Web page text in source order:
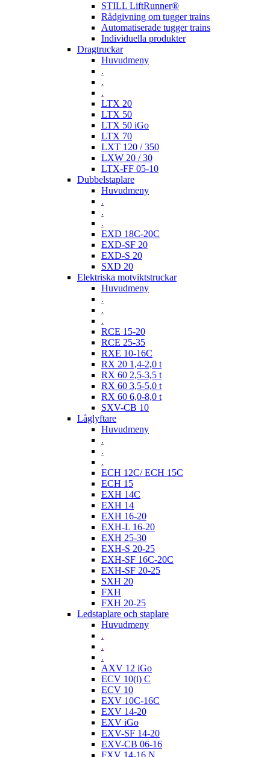
STILL LiftRunner®
Rådgivning om tugger trains
Automatiserade tugger trains
Individuella produkter
Dragtruckar
Huvudmeny
.
.
.
LTX 20
LTX 50
LTX 50 iGo
LTX 70
LXT 120 / 350
LXW 20 / 30
LTX-FF 05-10
Dubbelstaplare
Huvudmeny
.
.
.
EXD 18C-20C
EXD-SF 20
EXD-S 20
SXD 20
Elektriska motviktstruckar
Huvudmeny
.
.
.
RCE 15-20
RCE 25-35
RXE 10-16C
RX 20 1,4-2,0 t
RX 60 2,5-3,5 t
RX 60 3,5-5,0 t
RX 60 6,0-8,0 t
SXV-CB 10
Låglyftare
Huvudmeny
.
.
.
ECH 12C/ ECH 15C
ECH 15
EXH 14C
EXH 14
EXH 16-20
EXH-L 16-20
EXH 25-30
EXH-S 20-25
EXH-SF 16C-20C
EXH-SF 20-25
SXH 20
FXH
FXH 20-25
Ledstaplare och staplare
Huvudmeny
.
.
.
AXV 12 iGo
ECV 10(i) C
ECV 10
EXV 10C-16C
EXV 14-20
EXV iGo
EXV-SF 14-20
EXV-CB 06-16
FXV 14-16 N